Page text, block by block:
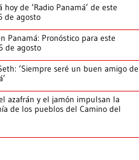
hoy de ‘Radio Panamá’ de este
de agosto
Panamá: Pronóstico para este
de agosto
‘Siempre seré un buen amigo de
azafrán y el jamón impulsan la
de los pueblos del Camino del